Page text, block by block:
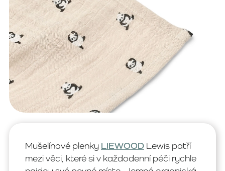
Mušelínové plenky LIEWOOD Lewis patří
mezi věci, které si v každodenní péči rychle